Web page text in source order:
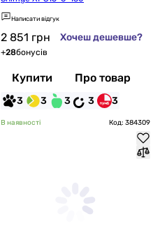
Написати відгук
2 851 грн Хочеш дешевше?
+28бонусів
Купити Про товар
3 3 3 3 3
В наявності Код: 384309